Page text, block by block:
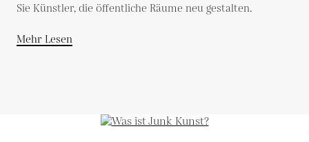
Sie Künstler, die öffentliche Räume neu gestalten.
Mehr Lesen